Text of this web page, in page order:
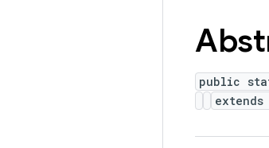
public
extends